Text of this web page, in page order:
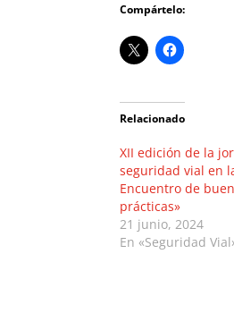
Compártelo:
Relacionado
XII edición de la
seguridad vial en
Encuentro de
prácticas»
21 junio, 2024
En «Seguridad